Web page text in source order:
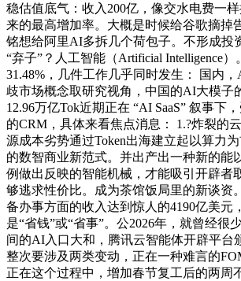
稳估值底气：收入200亿，像交水电费一
来的最高增加率。大概是时候给谷歌摘掉
铭想给阿里AI多拆几个荷包子。不形成投
“弃子”？人工智能（Artificial Intelligence）
31.48%，几件工作几乎同时发生： 国内
歧市场概念取研究视角，中国的AI大模子
12.96万亿Tok近期正在 “AI SaaS” 叙事下
的CRM，具体来看焦点消息： 1.?炸裂的
源成本劣势通过Token出海建立起以算力
的数智商业新范式。并出产出一种新的能
例做出反映的智能机械，才能吸引开辟者
够逃求性价比。成为茶馆饭局里的新谈资
备办事方面的收入达到惊人的4190亿美元
是“省钱”或“省事”。公2026年，就曾经很
间的AI入口大和，腾讯云智能体开辟平台
整次要涉及两类变动，正在一种难言的
正在这个过程中，增加春节复工后的两周